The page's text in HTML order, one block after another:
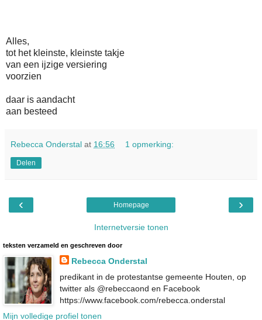
Alles,
tot het kleinste, kleinste takje
van een ijzige versiering
voorzien
daar is aandacht
aan besteed
Rebecca Onderstal at 16:56 1 opmerking:
Delen
‹ ›
Homepage
Internetversie tonen
teksten verzameld en geschreven door
Rebecca Onderstal
predikant in de protestantse gemeente Houten, op
twitter als @rebeccaond en Facebook
https://www.facebook.com/rebecca.onderstal
Mijn volledige profiel tonen